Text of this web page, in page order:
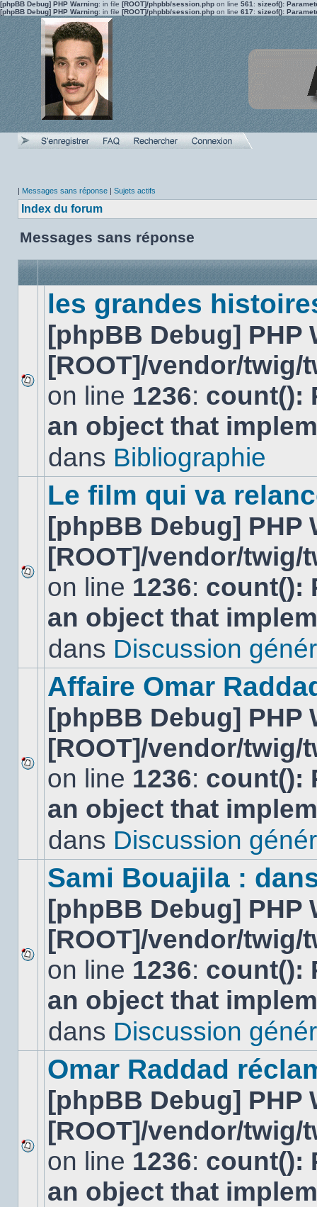
[phpBB Debug] PHP Warning: in file [ROOT]/phpbb/session.php on line 561 : sizeof():
[phpBB Debug] PHP Warning: in file [ROOT]/phpbb/session.php on line 617: sizeof():
| Messages sans réponse | Sujets actifs
Index du forum
Messages sans réponse
Aucun
nouveau
message
non-
dans
les grandes
[phpBB Debug] PHP
[ROOT]/vendor/
on line 1236: count():
an object that
dans Bibliographie
Aucun
nouveau
message
non-
dans
Le film qui va
[phpBB Debug] PHP
[ROOT]/vendor/
on line 1236: count():
an object that
dans Discussion
Aucun
nouveau
message
non-
dans
Affaire Omar
[phpBB Debug] PHP
[ROOT]/vendor/
on line 1236: count():
an object that
dans Discussion
Aucun
nouveau
message
non-
dans
Sami Bouajila :
[phpBB Debug] PHP
[ROOT]/vendor/
on line 1236: count():
an object that
dans Discussion
Aucun
nouveau
message
non-
Omar Raddad
[phpBB Debug] PHP
[ROOT]/vendor/
on line 1236: count():
an object that